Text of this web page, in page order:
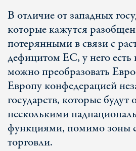
В отличие от западных
которые кажутся
потерянными в связи с
дефицитом ЕС, у него есть
можно преобразовать
Европу конфедерацией
государств, которые будут
несколькими
функциями, помимо зоны
торговли.